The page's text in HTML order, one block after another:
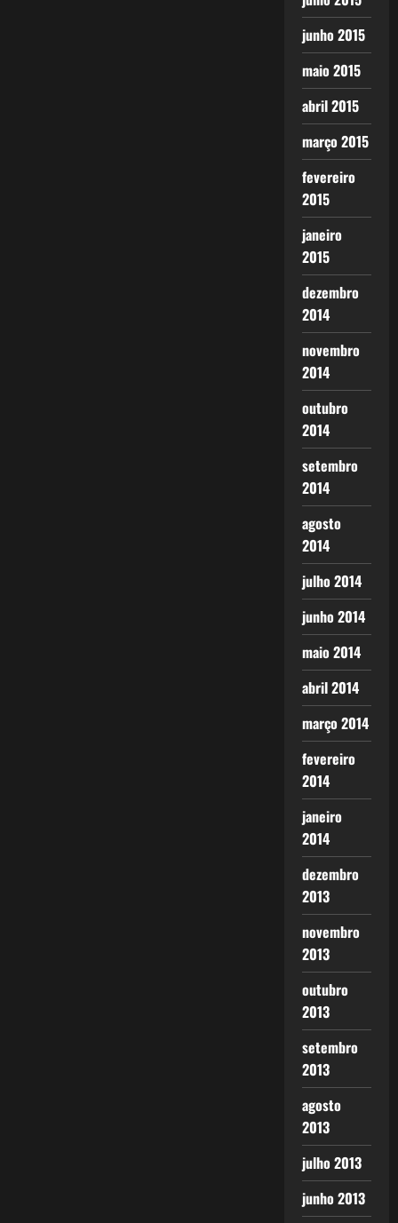
junho 2015
maio 2015
abril 2015
março 2015
fevereiro
2015
janeiro
2015
dezembro
2014
novembro
2014
outubro
2014
setembro
2014
agosto
2014
julho 2014
junho 2014
maio 2014
abril 2014
março 2014
fevereiro
2014
janeiro
2014
dezembro
2013
novembro
2013
outubro
2013
setembro
2013
agosto
2013
julho 2013
junho 2013